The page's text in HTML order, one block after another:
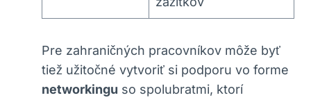
Pre zahraničných pracovníkov môže byť
tiež užitočné vytvoriť si podporu vo forme
networkingu so spolubratmi, ktorí